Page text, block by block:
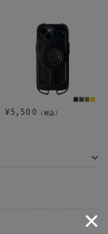
¥5,500 （税込）